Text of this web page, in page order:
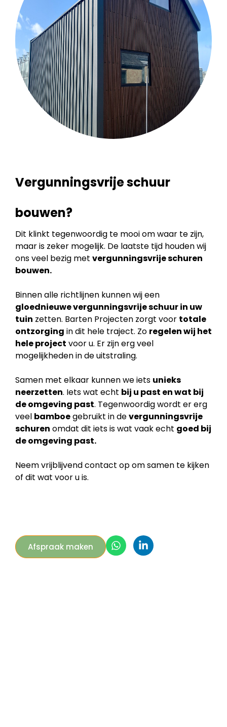
Vergunningsvrije schuur
bouwen?
Dit klinkt tegenwoordig te mooi om waar te zijn,
maar is zeker mogelijk. De laatste tijd houden wij
ons veel bezig met vergunningsvrije schuren
bouwen.
Binnen alle richtlijnen kunnen wij een
gloednieuwe vergunningsvrije schuur in uw
tuin zetten. Barten Projecten zorgt voor totale
ontzorging in dit hele traject. Zo regelen wij het
hele project voor u. Er zijn erg veel
mogelijkheden in de uitstraling.
Samen met elkaar kunnen we iets unieks
neerzetten. Iets wat echt bij u past en wat bij
deomgeving past. Tegenwoordig wordt er erg
veel bamboegebruikt in devergunningsvrije
schuren omdat dit iets is wat vaak echt goed bij
de omgeving past.
Neem vrijblijvend contact op om samen te kijken
of dit wat voor u is.
Afspraak maken